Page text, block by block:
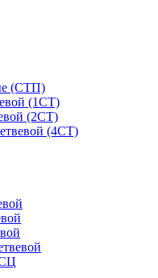
(СТП)
(1СТ)
(2СТ)
(4СТ)